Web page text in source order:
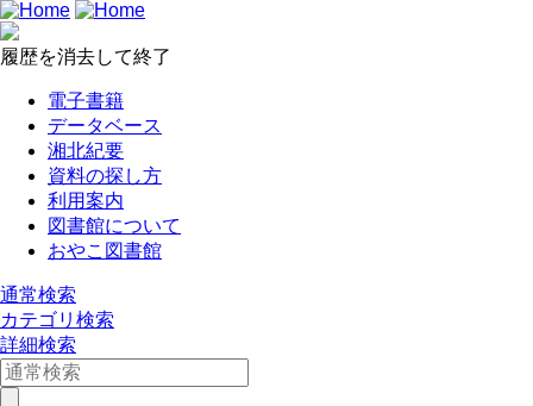
履歴を消去して終了
電子書籍
データベース
湘北紀要
資料の探し方
利用案内
図書館について
おやこ図書館
通常検索
カテゴリ検索
詳細検索